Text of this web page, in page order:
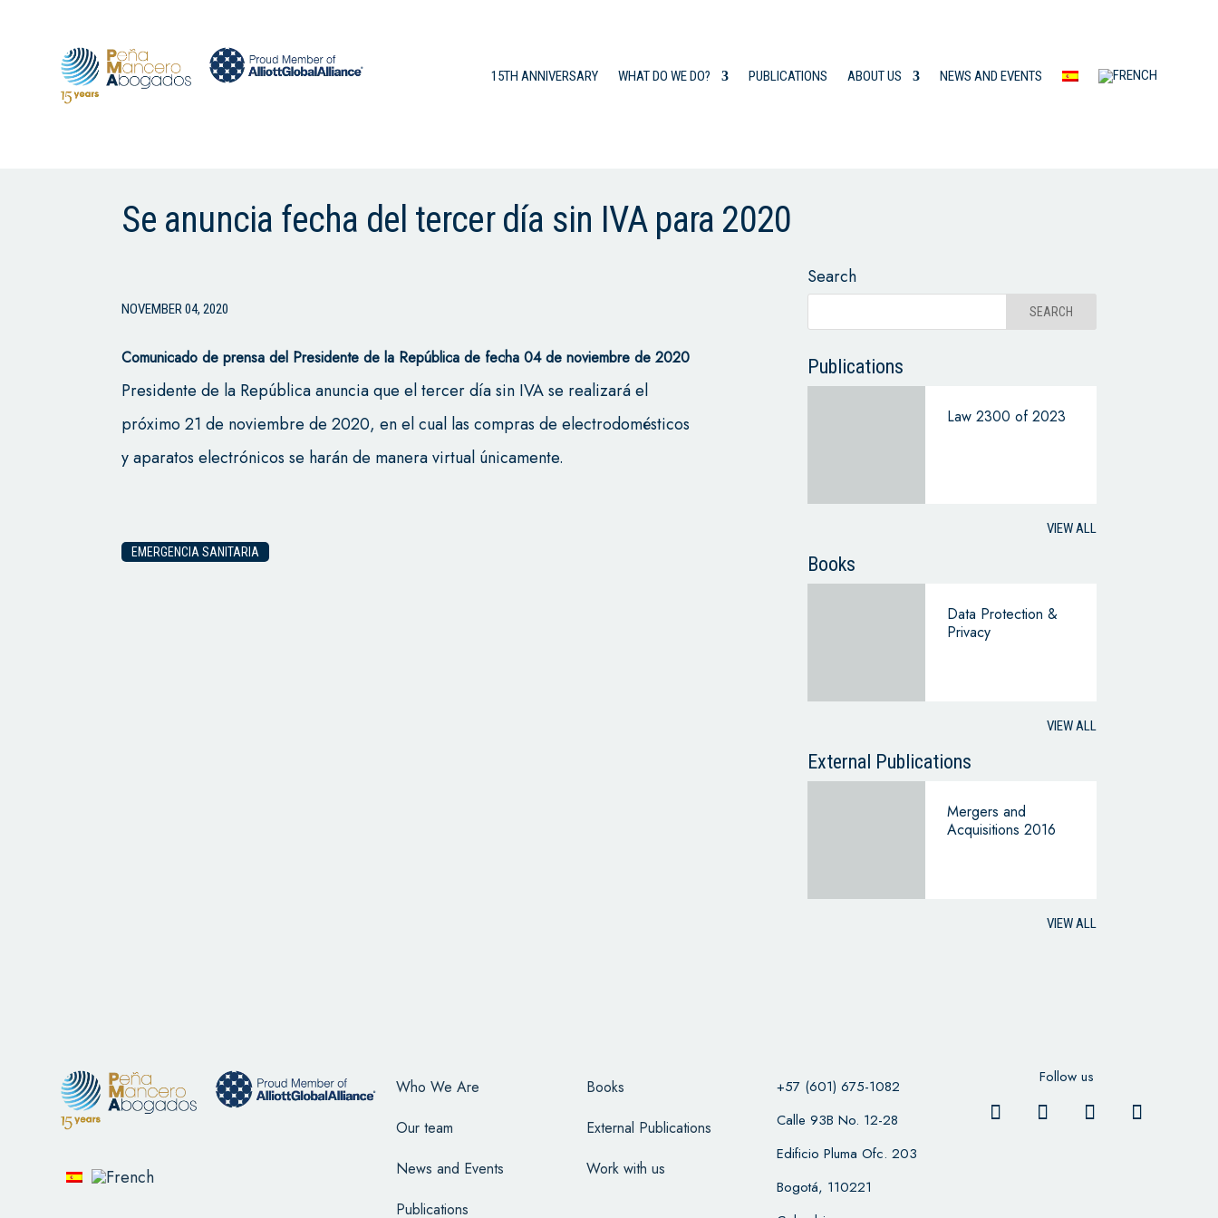
15TH ANNIVERSARY WHAT DO WE DO? PUBLICATIONS ABOUT US NEWS AND EVENTS
Se anuncia fecha del tercer día sin IVA para 2020
NOVEMBER 04, 2020
Comunicado de prensa del Presidente de la República de fecha 04 de noviembre de 2020
Presidente de la República anuncia que el tercer día sin IVA se realizará el
próximo 21 de noviembre de 2020, en el cual las compras de electrodomésticos
y aparatos electrónicos se harán de manera virtual únicamente.
EMERGENCIA SANITARIA
Search
Publications
Law 2300 of 2023
VIEW ALL
Books
Data Protection &
Privacy
VIEW ALL
External Publications
Mergers and
Acquisitions 2016
VIEW ALL
Who We Are
Our team
News and Events
Publications
Books
External Publications
Work with us
+57 (601) 675-1082
Calle 93B No. 12-28
Edificio Pluma Ofc. 203
Bogotá, 110221
Follow us